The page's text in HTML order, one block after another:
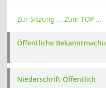
Zur Sitzung ... Zum TOP ...
Öffentliche
Niederschrift Öffentlich